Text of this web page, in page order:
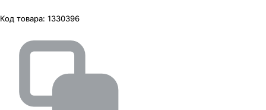
Код товара: 1330396